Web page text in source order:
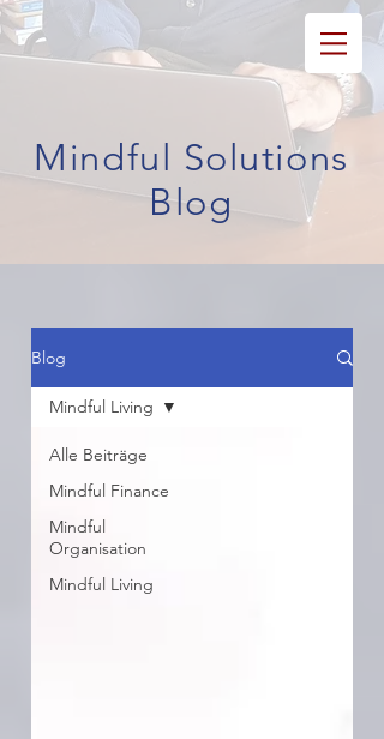
Mindful Solutions
Blog
Blog
Alle Beiträge
Mindful Finance
Mindful
Organisation
Mindful Living
Mindful Living